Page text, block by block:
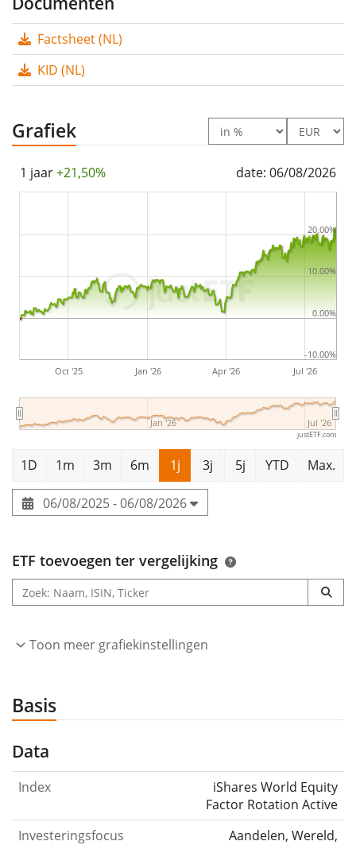
The iShares World Equity Factor Rotation Active UCITS
ETF USD (Acc) has
2025and is domiciled in Ierland.
Factsheet (NL)
KID (NL)
Grafiek
1 jaar+21,50% date: 06/08/2026
Oct '25 Jan '26 Apr '26 Jul '26
Jan '26 Jul '26
-10.00%
0.00%
10.00%
20.00%
justETF.com
1D 1m 3m 6m 1j 3j 5j YTD Max.
06/08/2025 - 06/08/2026
ETF toevoegen ter vergelijking
Toon meer grafiekinstellingen
Basis
Data
Index
iShares World Equity
Factor Rotation Active
Investeringsfocus
Aandelen, Wereld,